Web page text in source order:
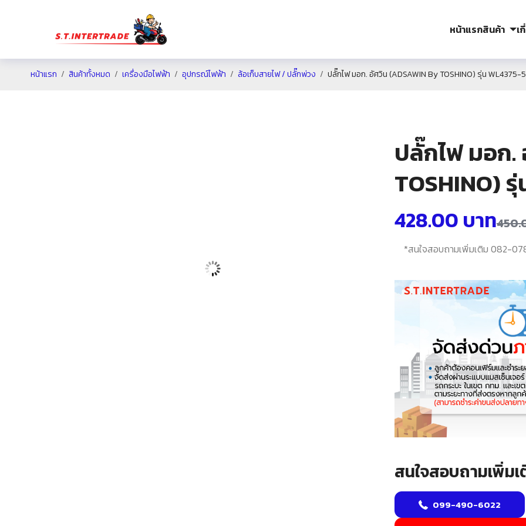
หน้าแรกสินค้า เ
หน้าแรก สินค้าทั้งหมด เครื่องมือไฟฟ้า อุปกรณ์ไฟฟ้า ล้อเก็บสายไฟ / ปลั๊กพ่วง ปลั๊กไฟ มอก. อัศวิน (ADSAWIN By TOSHINO) รุ่น WL4375-
ปลั๊กไฟ มอก.
TOSHINO)
428.00 บาท
*สนใจสอบถามเพิ่มเติม 082-
สนใจสอบถามเพิ่ม
099-490-6022